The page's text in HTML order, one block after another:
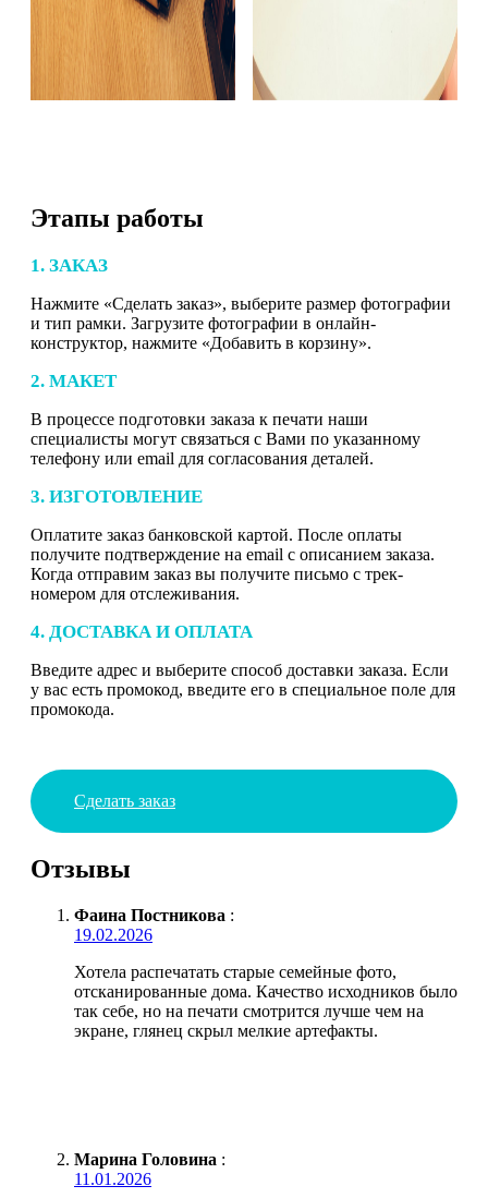
Этапы работы
1. ЗАКАЗ
Нажмите «Сделать заказ», выберите размер фотографии
и тип рамки. Загрузите фотографии в онлайн-
конструктор, нажмите «Добавить в корзину».
2. МАКЕТ
В процессе подготовки заказа к печати наши
специалисты могут связаться с Вами по указанному
телефону или email для согласования деталей.
3. ИЗГОТОВЛЕНИЕ
Оплатите заказ банковской картой. После оплаты
получите подтверждение на email с описанием заказа.
Когда отправим заказ вы получите письмо с трек-
номером для отслеживания.
4. ДОСТАВКА И ОПЛАТА
Введите адрес и выберите способ доставки заказа. Если
у вас есть промокод, введите его в специальное поле для
промокода.
Сделать заказ
Отзывы
Фаина Постникова :
19.02.2026
Хотела распечатать старые семейные фото,
отсканированные дома. Качество исходников было
так себе, но на печати смотрится лучше чем на
экране, глянец скрыл мелкие артефакты.
Марина Головина :
11.01.2026